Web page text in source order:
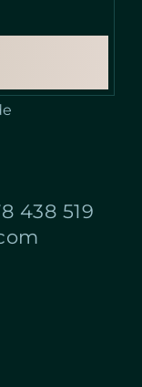
438 519